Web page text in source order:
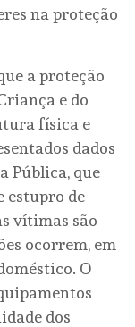
na proteção
a proteção
e do
física e
dados
Pública, que
estupro de
vítimas são
ocorrem, em
O
dos